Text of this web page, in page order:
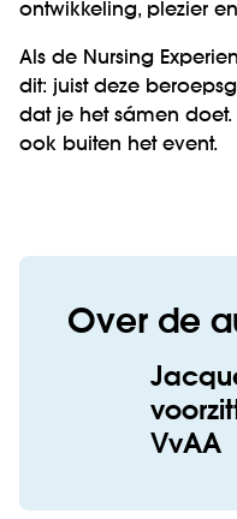
ontwikkeling, plezier
Als de Nursing
dit: juist deze
dat je het sámen
ook buiten het event.
Over de
VvAA